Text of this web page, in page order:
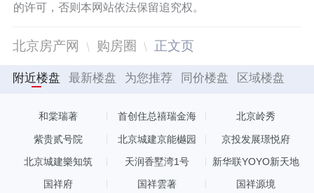
的许可，否则本网站依法保留追究权。
北京房产网 购房圈 正文页
附近楼盘 最新楼盘 为您推荐 同价楼盘 区域楼盘
和棠瑞著 首创住总禧瑞金海 北京岭秀
紫贵贰号院 北京城建京能樾园 京投发展璟悦府
北京城建樂知筑 天润香墅湾1号 新华联YOYO新天地
国祥府 国祥雲著 国祥源境